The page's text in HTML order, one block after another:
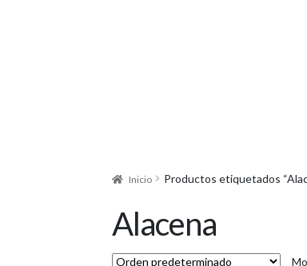
Inicio Productos etiquetados
Alacena